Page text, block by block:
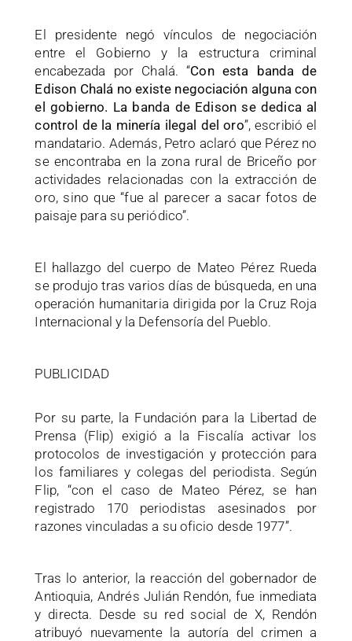
El presidente negó vínculos de negociación
entre el Gobierno y la estructura criminal
encabezada por Chalá. “Con esta banda de
Edison Chalá no existe negociación alguna con
el gobierno. La banda de Edison se dedica al
control de la minería ilegal del oro”, escribió el
mandatario. Además, Petro aclaró que Pérez no
se encontraba en la zona rural de Briceño por
actividades relacionadas con la extracción de
oro, sino que “fue al parecer a sacar fotos de
paisaje para su periódico”.
El hallazgo del cuerpo de Mateo Pérez Rueda
se produjo tras varios días de búsqueda, en una
operación humanitaria dirigida por la Cruz Roja
Internacional y la Defensoría del Pueblo.
PUBLICIDAD
Por su parte, la Fundación para la Libertad de
Prensa (Flip) exigió a la Fiscalía activar los
protocolos de investigación y protección para
los familiares y colegas del periodista. Según
Flip, “con el caso de Mateo Pérez, se han
registrado 170 periodistas asesinados por
razones vinculadas a su oficio desde 1977”.
Tras lo anterior, la reacción del gobernador de
Antioquia, Andrés Julián Rendón, fue inmediata
y directa. Desde su red social de X, Rendón
atribuyó nuevamente la autoría del crimen a